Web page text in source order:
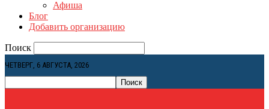
Афиша
Блог
Добавить организацию
Поиск
ЧЕТВЕРГ, 6 АВГУСТА, 2026